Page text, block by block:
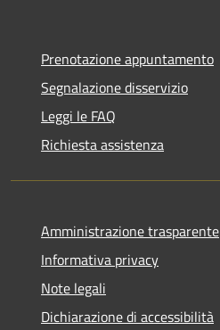
Prenotazione appuntamento
Segnalazione disservizio
Leggi le FAQ
Richiesta assistenza
Amministrazione trasparente
Informativa privacy
Note legali
Dichiarazione di accessibilità